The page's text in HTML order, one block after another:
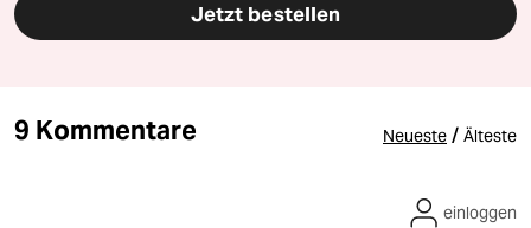
Jetzt bestellen
9 Kommentare Neueste / Älteste
einloggen